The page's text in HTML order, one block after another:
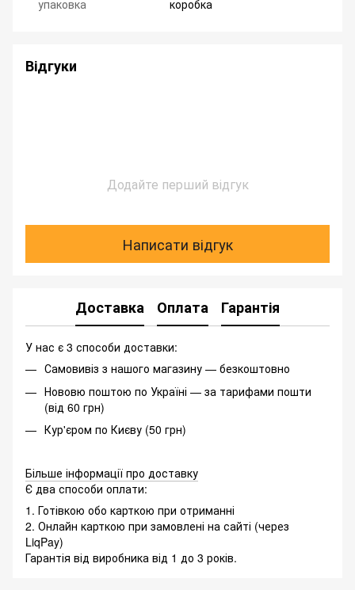
упаковка
коробка
Відгуки
Додайте перший відгук
Написати відгук
Доставка Оплата Гарантія
У нас є 3 способи доставки:
Самовивіз з нашого магазину — безкоштовно
Нововю поштою по Україні — за тарифами пошти
(від 60 грн)
Кур'єром по Києву (50 грн)
Більше інформації про доставку
Є два способи оплати:
1. Готівкою обо карткою при отриманні
2. Онлайн карткою при замовлені на сайті (через
LiqPay)
Гарантія від виробника від 1 до 3 років.